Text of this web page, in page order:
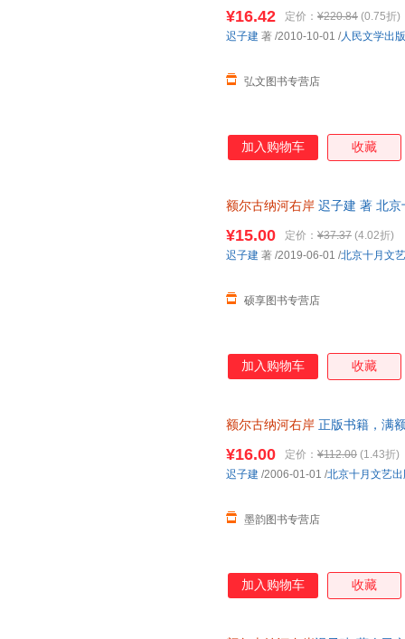
求繁衍，在日寇的铁蹄、“文
存。他们有大爱，有大痛，有
¥16.42 定价： ¥220.84 (0.75折)
弘文图书专营店
迟子建 著 /2010-10-01 /人民文学出
加入购物车 收藏
额尔古纳河右岸 迟子建 著 北
¥15.00 定价： ¥37.37 (4.02折)
硕享图书专营店
迟子建 著 /2019-06-01 /北京十月文
加入购物车 收藏
额尔古纳河右岸 正版书籍，满
¥16.00 定价： ¥112.00 (1.43折)
墨韵图书专营店
迟子建 /2006-01-01 /北京十月文艺
加入购物车 收藏